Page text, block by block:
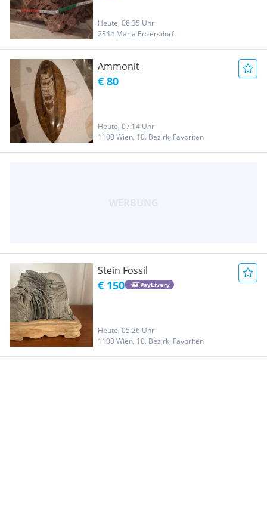
Heute, 08:35 Uhr
2344 Maria Enzersdorf
Ammonit
€ 80
Heute, 07:14 Uhr
1100 Wien, 10. Bezirk, Favoriten
Stein Fossil
€ 150 PayLivery
Heute, 05:26 Uhr
1100 Wien, 10. Bezirk, Favoriten